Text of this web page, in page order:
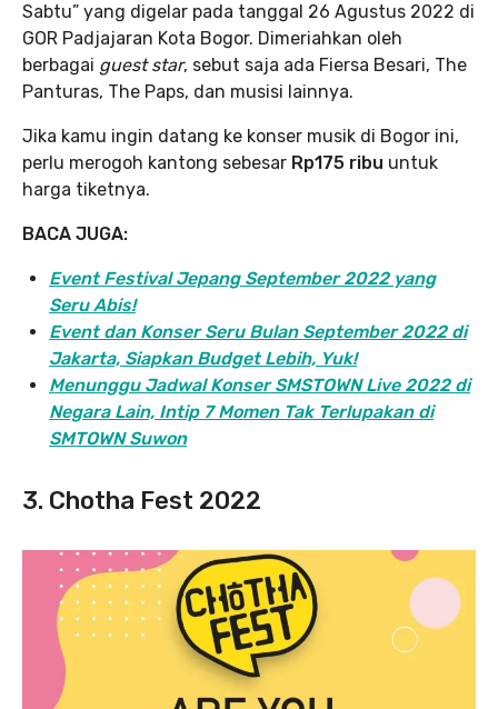
Sabtu” yang digelar pada tanggal 26 Agustus 2022 di
GOR Padjajaran Kota Bogor. Dimeriahkan oleh
berbagai guest star, sebut saja ada Fiersa Besari, The
Panturas, The Paps, dan musisi lainnya.
Jika kamu ingin datang ke konser musik di Bogor ini,
perlu merogoh kantong sebesar Rp175 ribu untuk
harga tiketnya.
BACA JUGA:
Event Festival Jepang September 2022 yang
Seru Abis!
Event dan Konser Seru Bulan September 2022 di
Jakarta, Siapkan Budget Lebih, Yuk!
Menunggu Jadwal Konser SMSTOWN Live 2022 di
Negara Lain, Intip 7 Momen Tak Terlupakan di
SMTOWN Suwon
3. Chotha Fest 2022